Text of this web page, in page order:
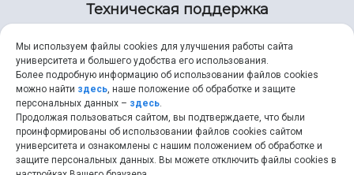
Техническая поддержка
+7 (846) 267-49-99
help@ssau.ru
Мы используем файлы cookies для улучшения работы сайта
университета и большего удобства его использования.
Более подробную информацию об использовании файлов cookies
можно найти здесь, наше положение об обработке и защите
персональных данных – здесь.
Продолжая пользоваться сайтом, вы подтверждаете, что были
проинформированы об использовании файлов cookies сайтом
университета и ознакомлены с нашим положением об обработке и
защите персональных данных. Вы можете отключить файлы cookies в